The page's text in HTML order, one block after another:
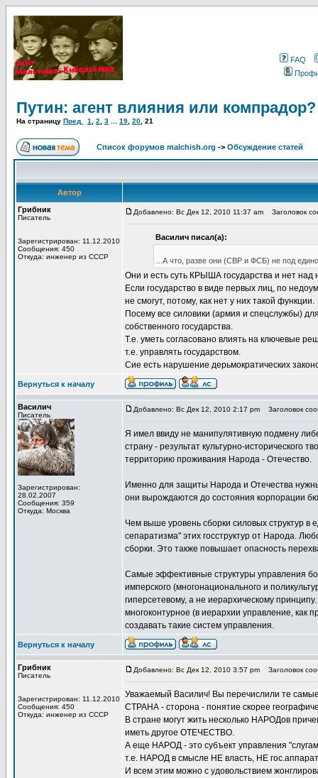
FAQ
Путин: агент влияния или компрадор?
На страницу Пред. 1 2 3 19 20 21
Список форумов malchish.org -> Обсуждение статей
Автор
Грибник
Писатель
Зарегистрирован: 11.12.2010
Сообщения: 450
Откуда: инженер из СССР
Добавлено: Вс Дек 12, 2010 11:37 am Заголовок
Василич писал(а):
...А что, разве они (СВР и ФСБ) не под
Они и есть суть КРЫША государства и нет над
Если государство в виде первых лиц, по
не смогут, потому, как нет у них такой функции.
Посему все силовики (армия и спецслужбы)
собственного государства.
Т.е. уметь согласовано влиять на ключевые
т.е. управлять государством.
Сие есть нарушение дерьмократических
Вернуться к началу
Василич
Писатель
Зарегистрирован:
28.02.2007
Сообщения: 359
Откуда: Москва
Добавлено: Вс Дек 12, 2010 2:17 pm Заголовок
Я имел ввиду не манипулятивную подмену
страну - результат культурно-
территорию проживания Народа - Отечество.
Именно для защиты Народа и Отечества
они вырождаются до состояния корпорации
Чем выше уровень сборки силовых структур в
сепаратизма" этих госструктур от Народа.
сборки. Это также повышает опасность
Самые эффективные структуры управления
имперского (многонационального и
гиперсетевому, а не иерархическому
многоконтурное (в иерархии управление, как
создавать такие систем управления.
Вернуться к началу
Грибник
Писатель
Зарегистрирован: 11.12.2010
Сообщения: 450
Откуда: инженер из СССР
Добавлено: Вс Дек 12, 2010 3:57 pm Заголовок
Уважаемый Василич! Вы перечислили те
СТРАНА - сторона - понятие скорее
В стране могут жить несколько НАРОДов
иметь другое ОТЕЧЕСТВО.
А еще НАРОД - это субъект управления
т.е. НАРОД в смысле НЕ власть, НЕ
И всем этим можно с удовольствием